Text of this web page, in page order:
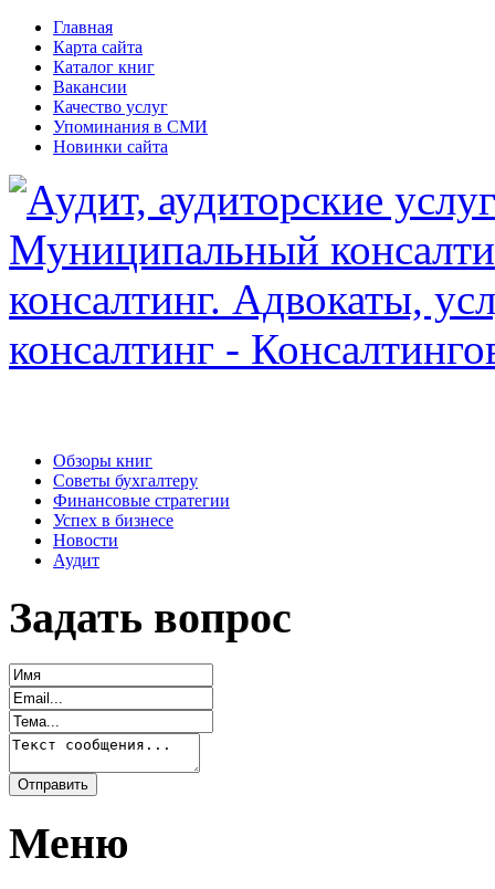
Главная
Карта сайта
Каталог книг
Вакансии
Качество услуг
Упоминания в СМИ
Новинки сайта
Обзоры книг
Советы бухгалтеру
Финансовые стратегии
Успех в бизнесе
Новости
Аудит
Задать вопрос
Меню